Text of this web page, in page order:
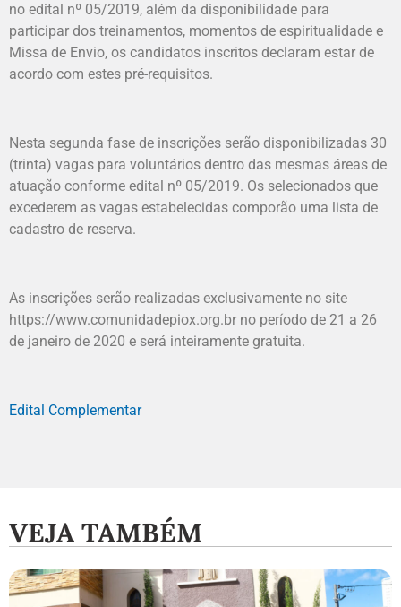
no edital nº 05/2019, além da disponibilidade para
participar dos treinamentos, momentos de espiritualidade e
Missa de Envio, os candidatos inscritos declaram estar de
acordo com estes pré-requisitos.
Nesta segunda fase de inscrições serão disponibilizadas 30
(trinta) vagas para voluntários dentro das mesmas áreas de
atuação conforme edital nº 05/2019. Os selecionados que
excederem as vagas estabelecidas comporão uma lista de
cadastro de reserva.
As inscrições serão realizadas exclusivamente no site
https://www.comunidadepiox.org.br no período de 21 a 26
de janeiro de 2020 e será inteiramente gratuita.
Edital Complementar
VEJA TAMBÉM